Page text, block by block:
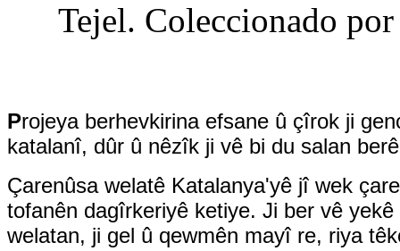
Tejel. Coleccionado
Projeya berhevkirina efsane û çîrok ji
katalanî, dûr û nêzîk ji vê bi du salan
Çarenûsa welatê Katalanya'yê jî wek
tofanên dagîrkeriyê ketiye. Ji ber vê
welatan, ji gel û qewmên mayî re, riya